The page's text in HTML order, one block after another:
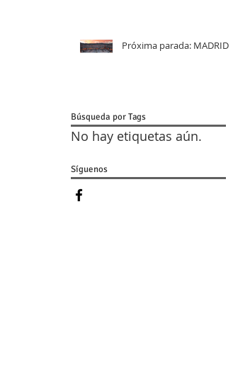
Próxima parada: MADRID
Búsqueda por Tags
No hay etiquetas aún.
Síguenos